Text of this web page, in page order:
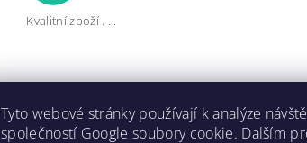
Kvalitní zboží . . .
Tyto webové stránky používají k analýze
společností Google soubory cookie. Dalším